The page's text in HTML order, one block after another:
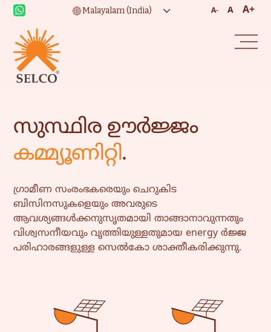
A- A A+
സുസ്ഥിര ഊർജ്ജം
കമ്മ്യൂണിറ്റി.
ഗ്രാമീണ സംരംഭകരെയും ചെറുകിട
ബിസിനസുകളെയും അവരുടെ
ആവശ്യങ്ങൾക്കനുസൃതമായി താങ്ങാനാവുന്നതും
വിശ്വസനീയവും വൃത്തിയുള്ളതുമായ energy ർജ്ജ
പരിഹാരങ്ങളുള്ള സെൽകോ ശാക്തീകരിക്കുന്നു.